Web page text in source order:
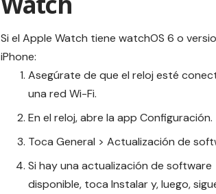
Si el Apple Watch tiene watchOS 6 o
iPhone:
Asegúrate de que el reloj esté
una red Wi-Fi.
En el reloj, abre la app Configuración.
Toca General > Actualización de
Si hay una actualización de software
disponible, toca Instalar y, luego,